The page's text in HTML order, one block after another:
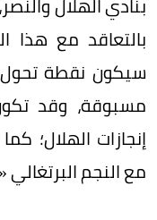
بالتعاقد مع هذا
سيكون نقطة
مسبوقة، وقد
إنجازات الهلال؛
مع النجم البرتغالي